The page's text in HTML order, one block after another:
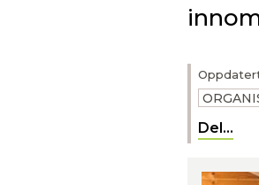
Del...